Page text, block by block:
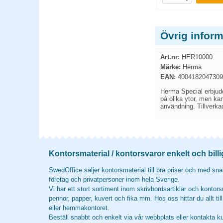
Övrig
Art.nr: HER10000
Märke: Herma
EAN: 4004182047309
Herma Special
på olika ytor, men
användning.
Kontorsmaterial / kontorsvaror enkelt och
SwedOffice säljer kontorsmaterial till bra priser och med
företag och privatpersoner inom hela Sverige.
Vi har ett stort sortiment inom skrivbordsartiklar och
pennor, papper, kuvert och fika mm. Hos oss hittar du allt
eller hemmakontoret.
Beställ snabbt och enkelt via vår webbplats eller kontakta